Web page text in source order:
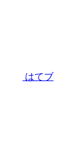
はてブ